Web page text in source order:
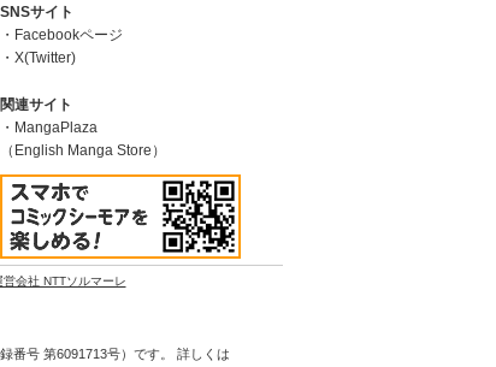
SNSサイト
Facebookページ
X(Twitter)
関連サイト
MangaPlaza
（English Manga Store）
営会社 NTTソルマーレ
番号 第6091713号）です。 詳しくは